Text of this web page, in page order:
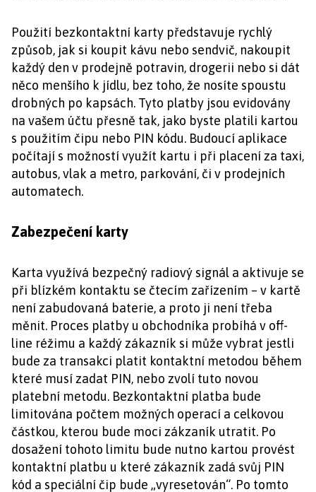
Použití bezkontaktní karty představuje rychlý
způsob, jak si koupit kávu nebo sendvič, nakoupit
každý den v prodejně potravin, drogerii nebo si dát
něco menšího k jídlu, bez toho, že nosíte spoustu
drobných po kapsách. Tyto platby jsou evidovány
na vašem účtu přesně tak, jako byste platili kartou
s použitím čipu nebo PIN kódu. Budoucí aplikace
počítají s možností využít kartu i při placení za taxi,
autobus, vlak a metro, parkování, či v prodejních
automatech.
Zabezpečení karty
Karta využívá bezpečný radiový signál a aktivuje se
při blízkém kontaktu se čtecím zařízením – v kartě
není zabudovaná baterie, a proto ji není třeba
měnit. Proces platby u obchodníka probíhá v off-
line réžimu a každý zákazník si může vybrat jestli
bude za transakci platit kontaktní metodou během
které musí zadat PIN, nebo zvolí tuto novou
platební metodu. Bezkontaktní platba bude
limitována počtem možných operací a celkovou
částkou, kterou bude moci zákzaník utratit. Po
dosažení tohoto limitu bude nutno kartou provést
kontaktní platbu u které zákazník zadá svůj PIN
kód a speciální čip bude „vyresetován“. Po tomto